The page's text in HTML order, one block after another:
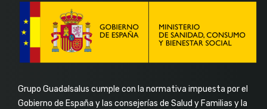
Grupo Guadalsalus cumple con la normativa impuesta por el
Gobierno de España y las consejerías de Salud y Familias y la